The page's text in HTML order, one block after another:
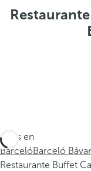
Estás en
BarcelóBarceló
Restaurante Buffet